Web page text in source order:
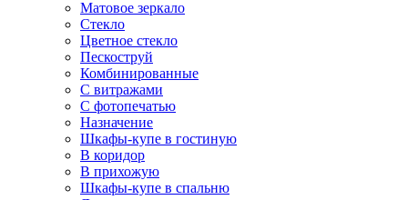
Матовое зеркало
Стекло
Цветное стекло
Пескоструй
Комбинированные
С витражами
С фотопечатью
Назначение
Шкафы-купе в гостиную
В коридор
В прихожую
Шкафы-купе в спальню